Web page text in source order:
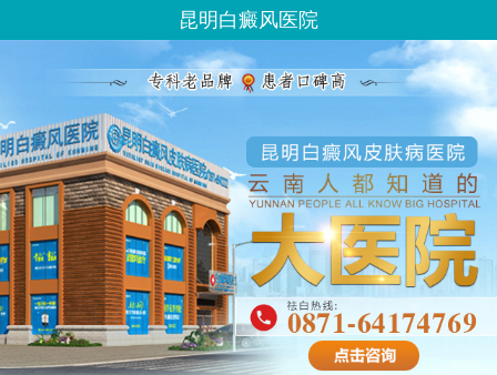
昆明白癜风医院